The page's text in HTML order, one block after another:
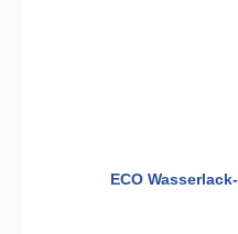
ECO